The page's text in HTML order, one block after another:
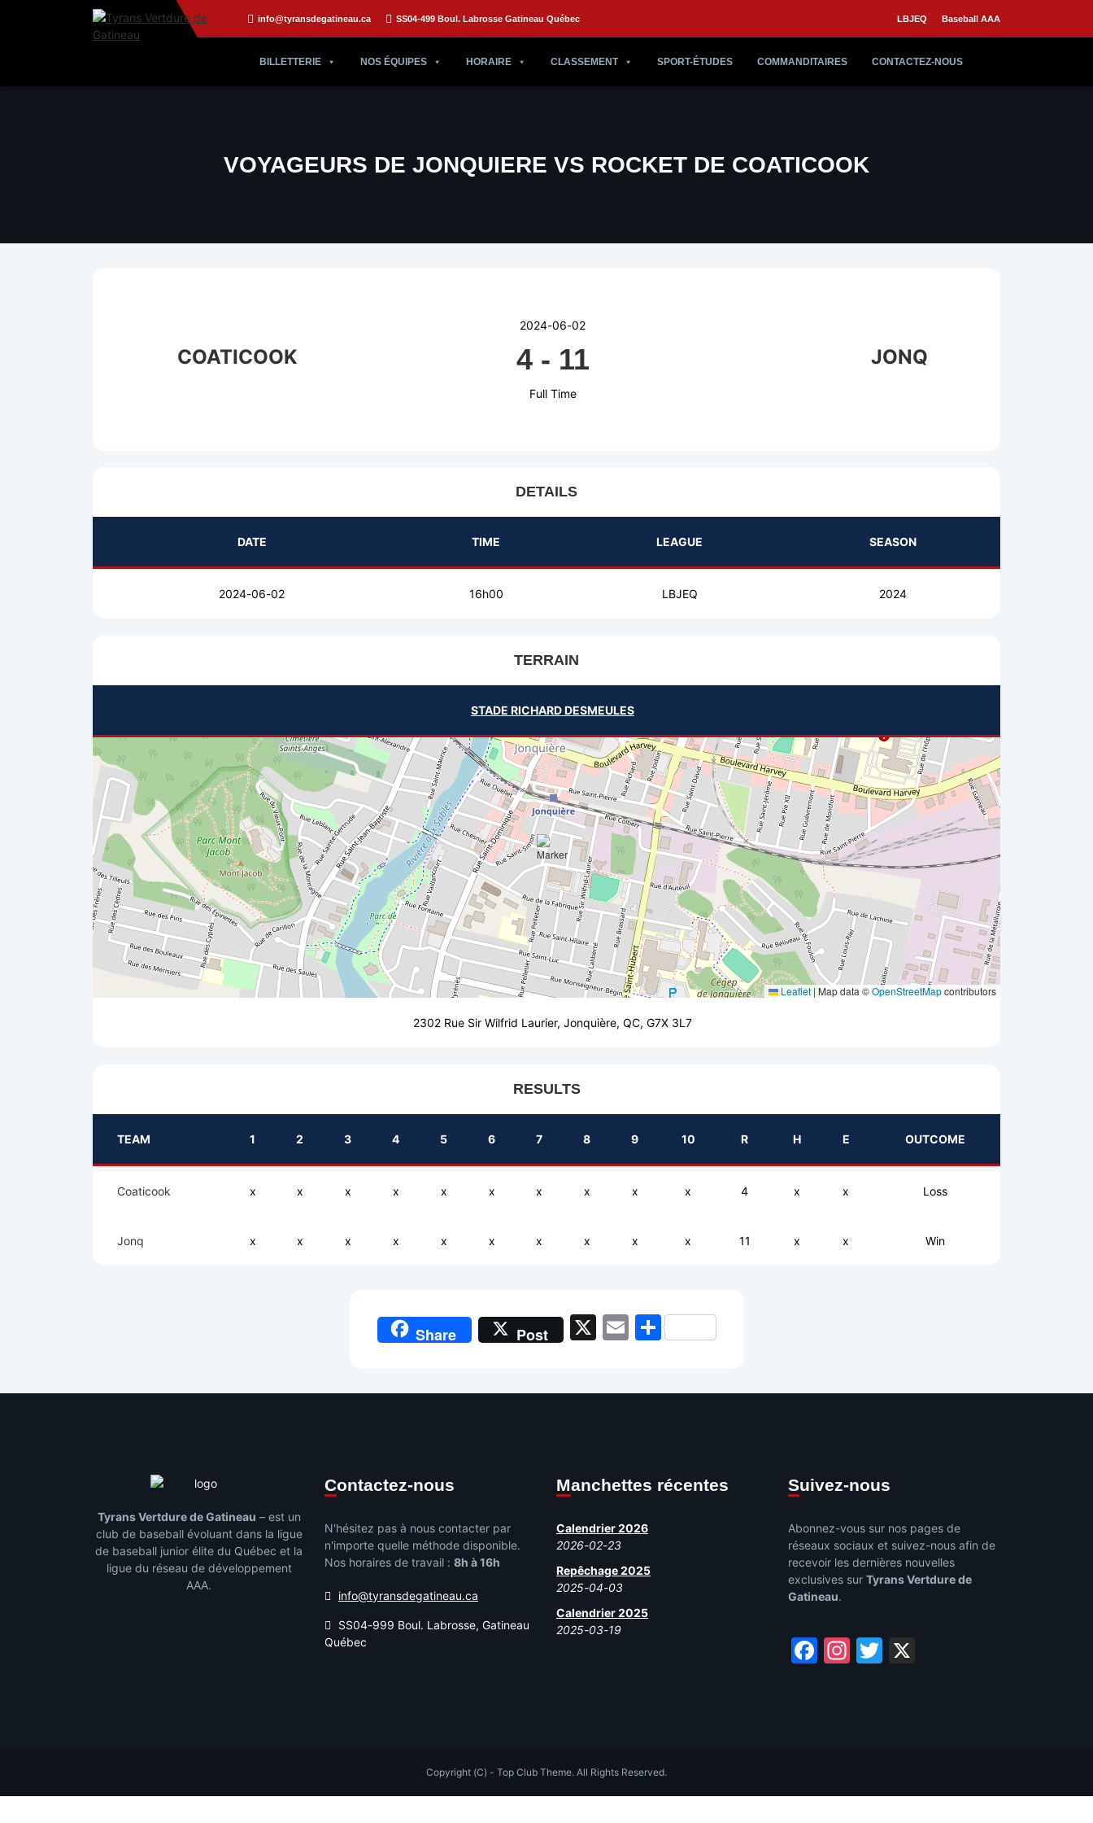
info@tyransdegatineau.ca SS04-499 Boul. Labrosse Gatineau Québec LBJEQ Baseball AAA
BILLETTERIE NOS ÉQUIPES HORAIRE CLASSEMENT SPORT-ÉTUDES COMMANDITAIRES CONTACTEZ-NOUS
VOYAGEURS DE JONQUIERE VS ROCKET DE COATICOOK
COATICOOK JONQ
2024-06-02
4- 11
Full Time
DETAILS
DATE TIME LEAGUE SEASON
2024-06-02 16h00 LBJEQ 2024
TERRAIN
STADE RICHARD DESMEULES
Leaflet | Map data ©OpenStreetMapcontributors
2302 Rue Sir Wilfrid Laurier, Jonquière, QC, G7X 3L7
RESULTS
TEAM 1 2 3 4 5 6 7 8 9 10 R H E OUTCOME
Coaticook x x x x x x x x x x 4 x x Loss
Jonq x x x x x x x x x x 11 x x Win
Share Post X EmailShare
Tyrans Vertdure de Gatineau – est un
club de baseball évoluant dans la ligue
de baseball junior élite du Québec et la
ligue du réseau de développement
AAA.
Contactez-nous
N'hésitez pas à nous contacter par
n'importe quelle méthode disponible.
Nos horaires de travail : 8h à 16h
info@tyransdegatineau.ca
SS04-999 Boul. Labrosse, Gatineau
Québec
Manchettes récentes
Calendrier 2026
2026-02-23
Repêchage 2025
2025-04-03
Calendrier 2025
2025-03-19
Suivez-nous
Abonnez-vous sur nos pages de
réseaux sociaux et suivez-nous afin de
recevoir les dernières nouvelles
exclusives sur Tyrans Vertdure de
Gatineau.
Facebook
Instagram
Twitter
Copyright (C) - Top Club Theme. All Rights Reserved.